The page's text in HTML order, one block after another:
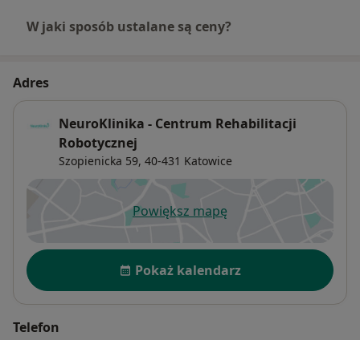
W jaki sposób ustalane są ceny?
Adres
NeuroKlinika - Centrum Rehabilitacji
Robotycznej
Szopienicka 59, 40-431 Katowice
Powiększ mapęotwiera się w nowej karcie
Dostępność
Pokaż kalendarz
Telefon